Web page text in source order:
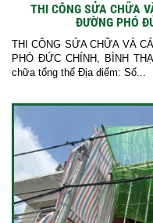
THI CÔNG SỬA CHỮA
ĐƯỜNG PHÓ
THI CÔNG SỬA CHỮA VÀ
PHÓ ĐỨC CHÍNH, BÌNH
chữa tổng thể Địa điểm: Số...